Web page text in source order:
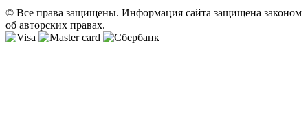
© Все права защищены. Информация сайта защищена законом
об авторских правах.